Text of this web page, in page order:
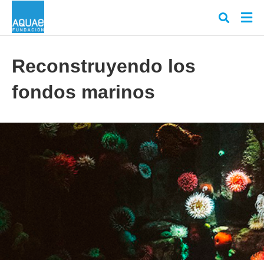
y
en
Reconstruyendo los
fondos marinos